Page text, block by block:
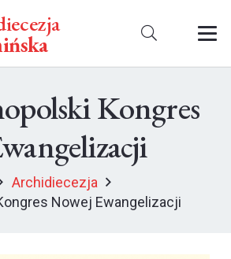
Kongres
Archidiecezja
Nowej Ewangelizacji